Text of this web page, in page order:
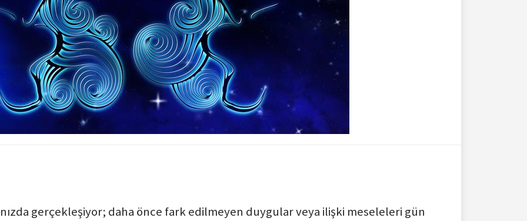
gerçekleşiyor; daha önce fark edilmeyen duygular veya ilişki meseleleri gün